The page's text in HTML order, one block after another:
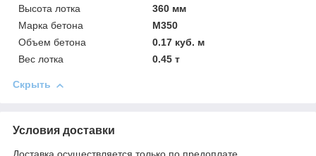
Высота лотка
360 мм
Марка бетона
М350
Объем бетона
0.17 куб. м
Вес лотка
0.45 т
Скрыть
Условия доставки